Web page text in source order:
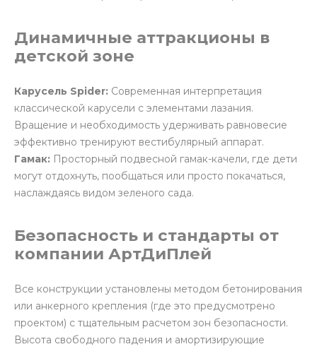
Динамичные аттракционы в
детской зоне
Карусель Spider: Современная интерпретация
классической карусели с элементами лазания.
Вращение и необходимость удерживать равновесие
эффективно тренируют вестибулярный аппарат.
Гамак: Просторный подвесной гамак-качели, где дети
могут отдохнуть, пообщаться или просто покачаться,
наслаждаясь видом зеленого сада.
Безопасность и стандарты от
компании АртДиПлей
Все конструкции установлены методом бетонирования
или анкерного крепления (где это предусмотрено
проектом) с тщательным расчетом зон безопасности.
Высота свободного падения и амортизирующие